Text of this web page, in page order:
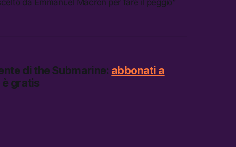
da Emmanuel Macron per fare il peggio”
di the Submarine: abbonati a
gratis